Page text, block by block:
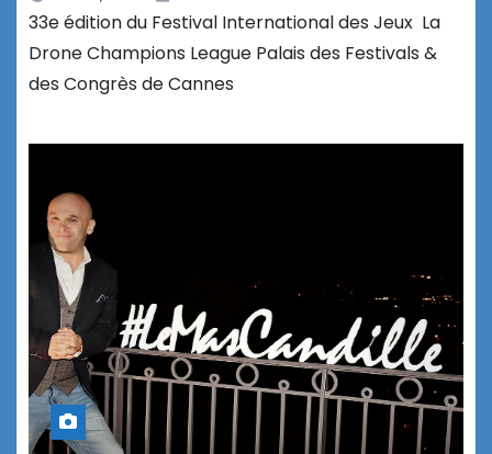
33e édition du Festival International des Jeux La
Drone Champions League Palais des Festivals &
des Congrès de Cannes